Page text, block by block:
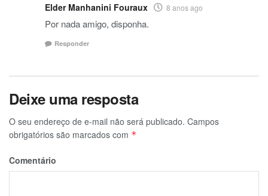
Elder Manhanini Fouraux 8 anos ago
Por nada amigo, disponha.
Responder
Deixe uma resposta
O seu endereço de e-mail não será publicado. Campos
obrigatórios são marcados com *
Comentário